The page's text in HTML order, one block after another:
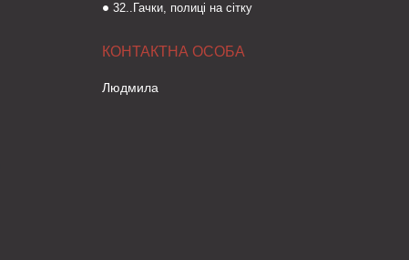
32..Гачки, полиці на сітку
Людмила